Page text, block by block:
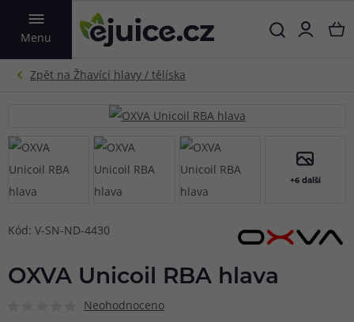
Menu
VYHLEDAT
+6 další
Kód: V-SN-ND-4430
OXVA Unicoil RBA hlava
Neohodnoceno